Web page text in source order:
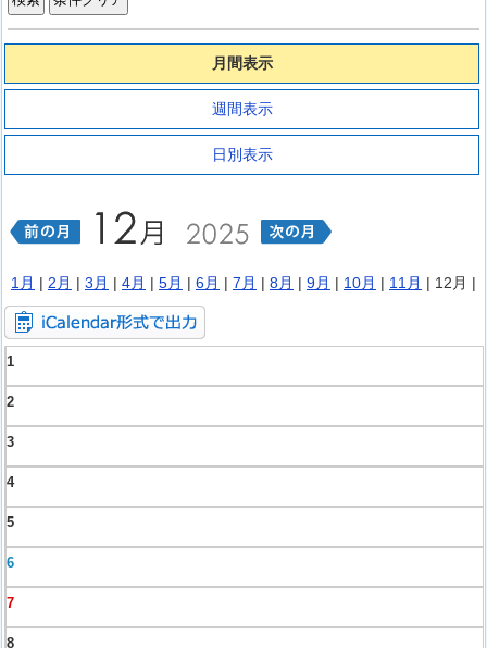
月間表示
週間表示
日別表示
1月 | 2月 | 3月 | 4月 | 5月 | 6月 | 7月 | 8月 | 9月 | 10月 | 11月 | 12月 |
1
2
3
4
5
6
7
8